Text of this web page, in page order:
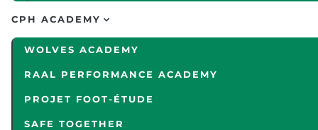
CPH ACADEMY
WOLVES ACADEMY
RAAL PERFORMANCE ACADEMY
PROJET FOOT-ÉTUDE
SAFE TOGETHER